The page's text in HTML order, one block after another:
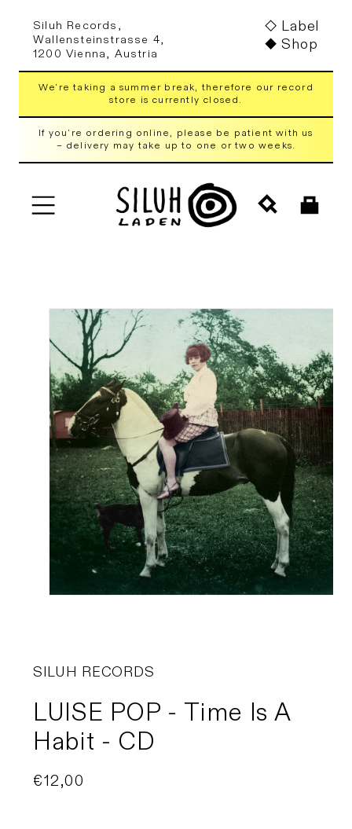
content
Siluh Records,
Wallensteinstrasse 4,
1200 Vienna, Austria
Label
Shop
We're taking a summer break, therefore our record
store is currently closed.
If you're ordering online, please be patient with us
– delivery may take up to one or two weeks.
Cart
Skip to
product
information
SILUH RECORDS
LUISE POP - Time Is A
Habit - CD
Regular
€12,00